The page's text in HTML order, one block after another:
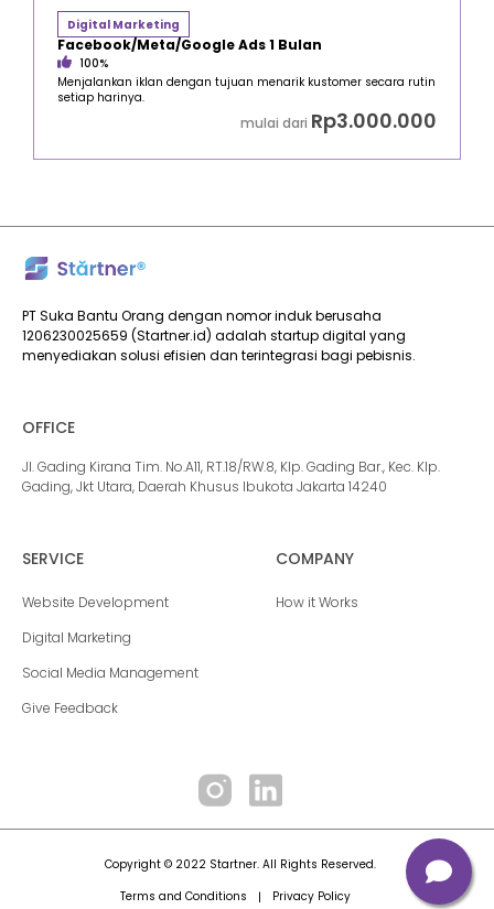
Digital Marketing
Facebook/Meta/Google Ads 1 Bulan
100%
Menjalankan iklan dengan tujuan menarik kustomer secara rutin
setiap harinya.
mulai dari Rp3.000.000
PT Suka Bantu Orang dengan nomor induk berusaha
1206230025659 (Startner.id) adalah startup digital yang
menyediakan solusi efisien dan terintegrasi bagi pebisnis.
OFFICE
Jl. Gading Kirana Tim. No.A11, RT.18/RW.8, Klp. Gading Bar., Kec. Klp.
Gading, Jkt Utara, Daerah Khusus Ibukota Jakarta 14240
SERVICE
Website Development
Digital Marketing
Social Media Management
Give Feedback
COMPANY
How it Works
Copyright © 2022 Startner. All Rights Reserved.
Terms and Conditions
| Privacy Policy